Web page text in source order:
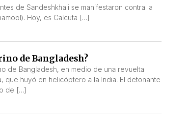
de Sandeshkhali se manifestaron contra la
Hoy, es Calcuta […]
de Bangladesh?
de Bangladesh, en medio de una revuelta
que huyó en helicóptero a la India. El detonante
de […]